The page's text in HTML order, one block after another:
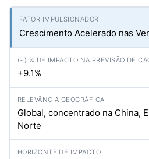
Crescimento Acelerado nas
+9.1%
Global, concentrado na China,
Norte